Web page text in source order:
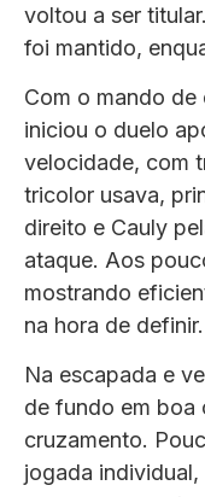
voltou a ser
foi mantido,
Com o mando de
iniciou o duelo
velocidade, com
tricolor usava,
direito e Cauly
ataque. Aos
mostrando
na hora de definir.
Na escapada e
de fundo em boa
cruzamento.
jogada